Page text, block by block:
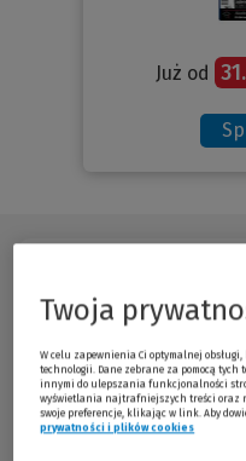
Już od
Twoja
W celu zapewnienia Ci optymalnej
technologii. Dane zebrane za pomocą tych
innymi do ulepszania funkcjonalności
wyświetlania najtrafniejszych treści oraz
swoje preferencje, klikając w link. Aby
prywatności i plików cookies